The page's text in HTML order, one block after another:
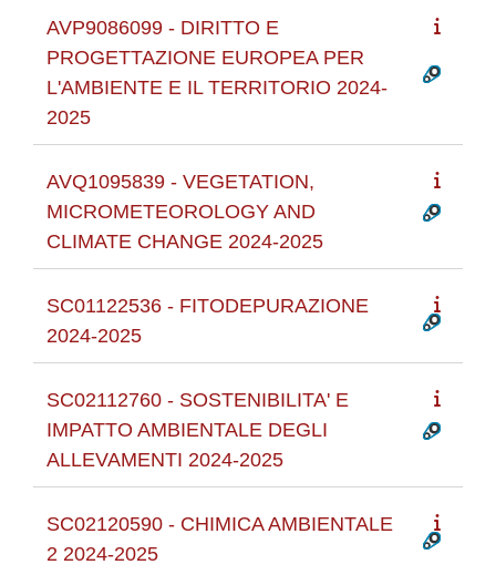
AVP9086099 - DIRITTO E
PROGETTAZIONE EUROPEA PER
L'AMBIENTE E IL TERRITORIO 2024-
2025
AVQ1095839 - VEGETATION,
MICROMETEOROLOGY AND
CLIMATE CHANGE 2024-2025
SC01122536 - FITODEPURAZIONE
2024-2025
SC02112760 - SOSTENIBILITA' E
IMPATTO AMBIENTALE DEGLI
ALLEVAMENTI 2024-2025
SC02120590 - CHIMICA AMBIENTALE
2 2024-2025